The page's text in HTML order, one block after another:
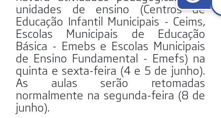
unidades de ensino (Centros de
Educação Infantil Municipais - Ceims,
Escolas Municipais de Educação
Básica - Emebs e Escolas Municipais
de Ensino Fundamental - Emefs) na
quinta e sexta-feira (4 e 5 de junho).
As aulas serão retomadas
normalmente na segunda-feira (8 de
junho).